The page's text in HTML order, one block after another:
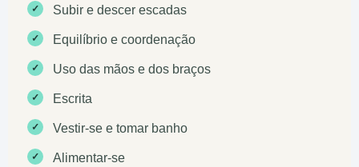
✓ Subir e descer escadas
✓ Equilíbrio e coordenação
✓ Uso das mãos e dos braços
✓ Escrita
✓ Vestir-se e tomar banho
✓ Alimentar-se